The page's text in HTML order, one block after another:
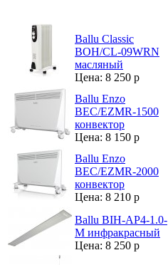
Ballu Classic
BOH/CL-09WRN
масляный
Цена: 8 250 р
Ballu Enzo
BEC/EZMR-1500
конвектор
Цена: 8 150 р
Ballu Enzo
BEC/EZMR-2000
конвектор
Цена: 8 210 р
Ballu BIH-AP4-1.0-
M инфракрасный
Цена: 8 250 р